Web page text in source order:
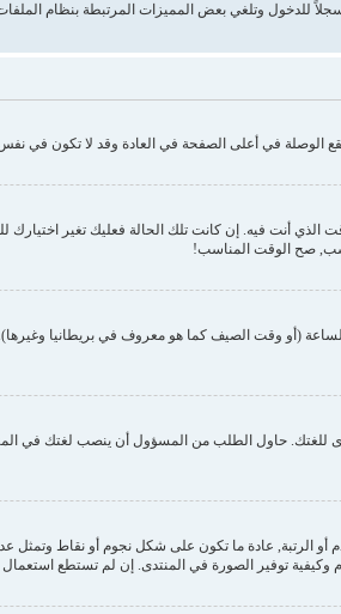
الوصلة في أعلى الصفحة في العادة وقد لا تكون في
أنت فيه. إن كانت تلك الحالة فعليك تغير اختيارك
صح الوقت المناسب!
(أو وقت الصيف كما هو معروف في بريطانيا
توفير الصورة في المنتدى. إن لم تستطع